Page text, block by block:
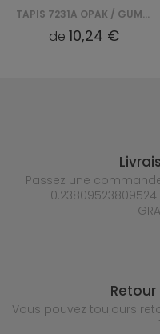
TAPIS 7231A OPAK / GUMUS DELHI SFI
de 10,24 €
Passez une
-
Retour
Vous pouvez toujours